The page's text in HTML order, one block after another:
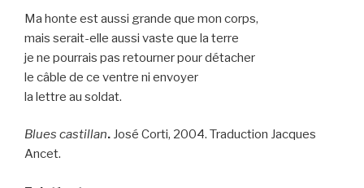
Ma honte est aussi grande que mon corps,
mais serait-elle aussi vaste que la terre
je ne pourrais pas retourner pour détacher
le câble de ce ventre ni envoyer
la lettre au soldat.
Blues castillan. José Corti, 2004. Traduction Jacques
Ancet.